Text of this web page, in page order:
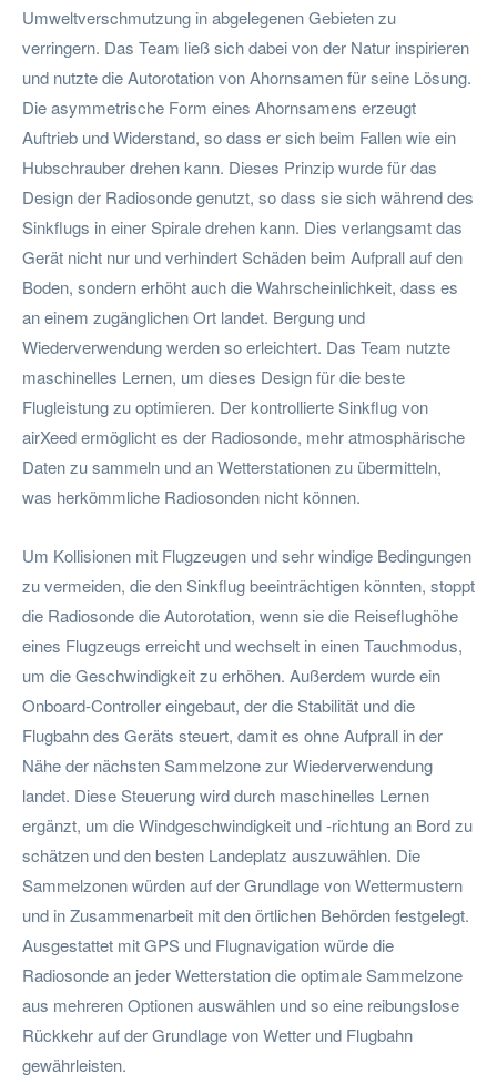
Umweltverschmutzung in abgelegenen Gebieten zu
verringern. Das Team ließ sich dabei von der Natur inspirieren
und nutzte die Autorotation von Ahornsamen für seine Lösung.
Die asymmetrische Form eines Ahornsamens erzeugt
Auftrieb und Widerstand, so dass er sich beim Fallen wie ein
Hubschrauber drehen kann. Dieses Prinzip wurde für das
Design der Radiosonde genutzt, so dass sie sich während des
Sinkflugs in einer Spirale drehen kann. Dies verlangsamt das
Gerät nicht nur und verhindert Schäden beim Aufprall auf den
Boden, sondern erhöht auch die Wahrscheinlichkeit, dass es
an einem zugänglichen Ort landet. Bergung und
Wiederverwendung werden so erleichtert. Das Team nutzte
maschinelles Lernen, um dieses Design für die beste
Flugleistung zu optimieren. Der kontrollierte Sinkflug von
airXeed ermöglicht es der Radiosonde, mehr atmosphärische
Daten zu sammeln und an Wetterstationen zu übermitteln,
was herkömmliche Radiosonden nicht können.
Um Kollisionen mit Flugzeugen und sehr windige Bedingungen
zu vermeiden, die den Sinkflug beeinträchtigen könnten, stoppt
die Radiosonde die Autorotation, wenn sie die Reiseflughöhe
eines Flugzeugs erreicht und wechselt in einen Tauchmodus,
um die Geschwindigkeit zu erhöhen. Außerdem wurde ein
Onboard-Controller eingebaut, der die Stabilität und die
Flugbahn des Geräts steuert, damit es ohne Aufprall in der
Nähe der nächsten Sammelzone zur Wiederverwendung
landet. Diese Steuerung wird durch maschinelles Lernen
ergänzt, um die Windgeschwindigkeit und -richtung an Bord zu
schätzen und den besten Landeplatz auszuwählen. Die
Sammelzonen würden auf der Grundlage von Wettermustern
und in Zusammenarbeit mit den örtlichen Behörden festgelegt.
Ausgestattet mit GPS und Flugnavigation würde die
Radiosonde an jeder Wetterstation die optimale Sammelzone
aus mehreren Optionen auswählen und so eine reibungslose
Rückkehr auf der Grundlage von Wetter und Flugbahn
gewährleisten.